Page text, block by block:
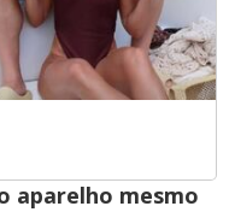
aparelho mesmo